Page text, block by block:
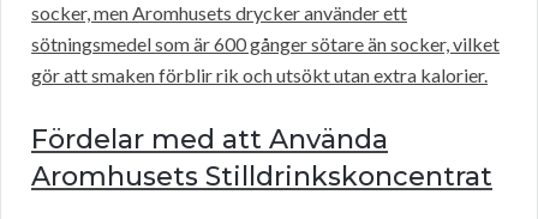
socker, men Aromhusets drycker använder ett
sötningsmedel som är 600 gånger sötare än socker, vilket
gör att smaken förblir rik och utsökt utan extra kalorier.
Fördelar med att Använda
Aromhusets Stilldrinkskoncentrat